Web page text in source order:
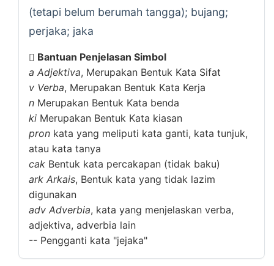
(tetapi belum berumah tangga); bujang;
perjaka; jaka
Bantuan Penjelasan Simbol
a Adjektiva, Merupakan Bentuk Kata Sifat
v Verba, Merupakan Bentuk Kata Kerja
n Merupakan Bentuk Kata benda
ki Merupakan Bentuk Kata kiasan
pron kata yang meliputi kata ganti, kata tunjuk,
atau kata tanya
cak Bentuk kata percakapan (tidak baku)
ark Arkais, Bentuk kata yang tidak lazim
digunakan
adv Adverbia, kata yang menjelaskan verba,
adjektiva, adverbia lain
-- Pengganti kata "jejaka"